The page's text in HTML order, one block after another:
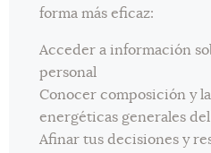
forma más eficaz:
Acceder a información
personal
Conocer composición y
energéticas generales
Afinar tus decisiones y